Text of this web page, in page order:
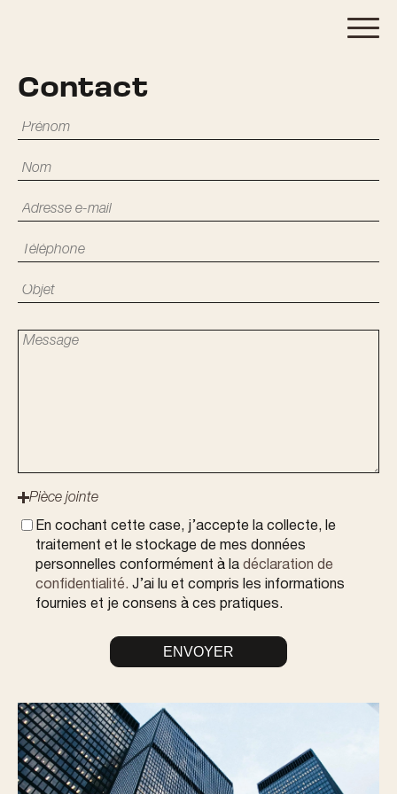
Contact
Pièce jointe
En cochant cette case, j’accepte la collecte, le
traitement et le stockage de mes données
personnelles conformément à la déclaration de
confidentialité. J’ai lu et compris les informations
fournies et je consens à ces pratiques.
ENVOYER